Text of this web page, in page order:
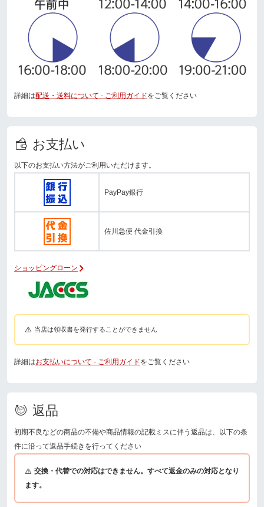
詳細は配送・送料について - ご利用ガイドをご覧ください
お支払い
以下のお支払い方法がご利用いただけます。
PayPay銀行
佐川急便 代金引換
ショッピングローン
当店は領収書を発行することができません
詳細はお支払いについて - ご利用ガイドをご覧ください
返品
初期不良などの商品の不備や商品情報の記載ミスに伴う返品は、以下の条
件に沿って返品手続きを行ってください
交換・代替での対応はできません。すべて返金のみの対応となり
ます。